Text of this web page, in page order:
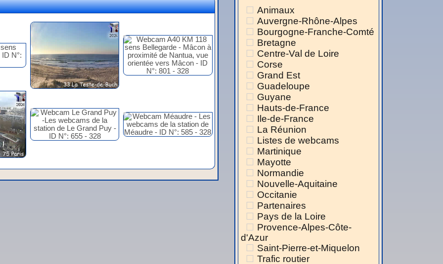
Animaux
Auvergne-Rhône-Alpes
Bourgogne-Franche-Comté
Bretagne
Centre-Val de Loire
Corse
Grand Est
Guadeloupe
Guyane
Hauts-de-France
Ile-de-France
La Réunion
Listes de webcams
Martinique
Mayotte
Normandie
Nouvelle-Aquitaine
Occitanie
Partenaires
Pays de la Loire
Provence-Alpes-Côte-
d'Azur
Saint-Pierre-et-Miquelon
Trafic routier